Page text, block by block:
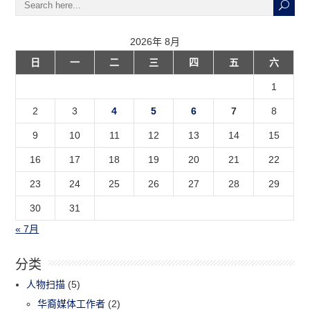
2026年 8月
日
一 二 三 四 五 六
1
2 3 4 5 6 7 8
9 10 11 12 13 14 15
16 17 18 19 20 21 22
23 24 25 26 27 28 29
30
31
« 7月
分类
人物扫描 (5)
华裔媒体工作者 (2)